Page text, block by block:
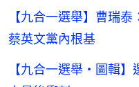
【九合一選舉】曹瑞
蔡英文黨內根基
【九合一選舉・圖輯